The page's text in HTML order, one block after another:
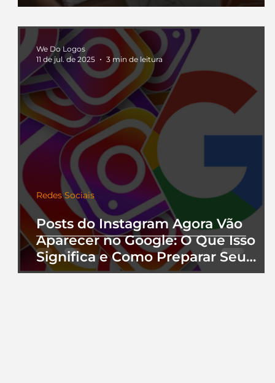
Posts do Instagram Agora Vão
Aparecer no Google: O Que Isso
Significa e Como Preparar Seu
Perfil
Redes Sociais
We Do Logos
11 de jul. de 2025
3 min de leitura